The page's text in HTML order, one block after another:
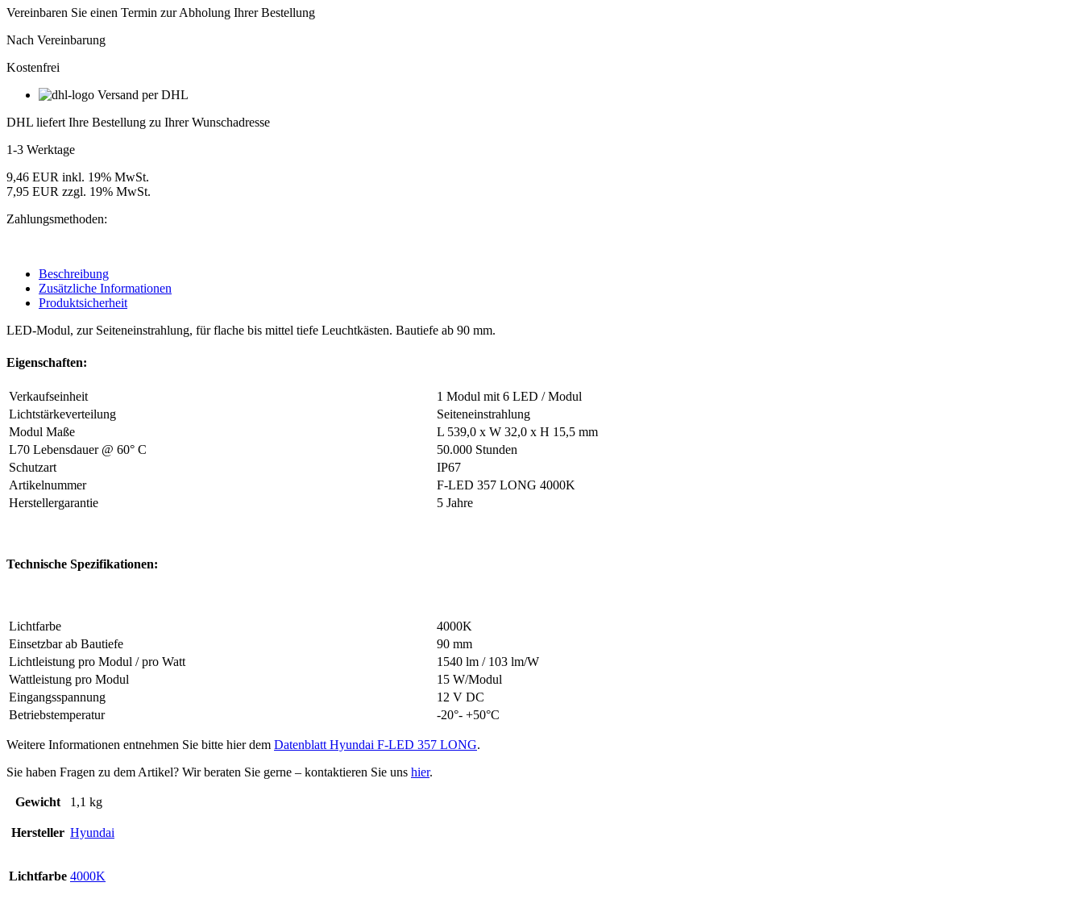
Modul,
IP67,
mm
Lichtfarbe
4000K
Vereinbaren Sie einen Termin zur Abholung Ihrer Bestellung
Nach Vereinbarung
Kostenfrei
Versand per DHL
DHL liefert Ihre Bestellung zu Ihrer Wunschadresse
1-3 Werktage
9,46 EUR inkl. 19% MwSt.
7,95 EUR zzgl. 19% MwSt.
Zahlungsmethoden:
Beschreibung
Zusätzliche Informationen
Produktsicherheit
LED-Modul, zur Seiteneinstrahlung, für flache bis mittel tiefe Leuchtkästen. Bautiefe ab 90 mm.
Eigenschaften:
Verkaufseinheit
1 Modul mit 6 LED / Modul
Lichtstärkeverteilung
Seiteneinstrahlung
Modul Maße
L 539,0 x W 32,0 x H 15,5 mm
L70 Lebensdauer @ 60° C
50.000 Stunden
Schutzart
IP67
Artikelnummer
F-LED 357 LONG 4000K
Herstellergarantie
5 Jahre
Technische Spezifikationen:
Lichtfarbe
4000K
Einsetzbar ab Bautiefe
90 mm
Lichtleistung pro Modul / pro Watt
1540 lm / 103 lm/W
Wattleistung pro Modul
15 W/Modul
Eingangsspannung
12 V DC
Betriebstemperatur
-20°- +50°C
Weitere Informationen entnehmen Sie bitte hier dem Datenblatt Hyundai F-LED 357 LONG.
Sie haben Fragen zu dem Artikel? Wir beraten Sie gerne – kontaktieren Sie uns hier.
Gewicht 1,1 kg
Hersteller Hyundai
Lichtfarbe 4000K